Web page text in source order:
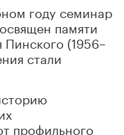
году семинар
памяти
Пинского (1956–
стали
профильного